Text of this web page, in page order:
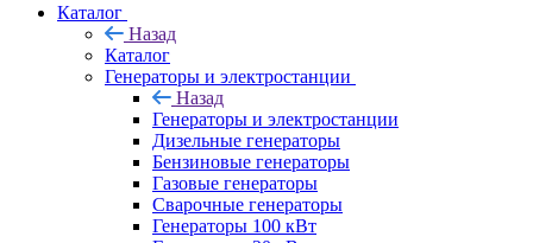
Каталог
Назад
Каталог
Генераторы и электростанции
Назад
Генераторы и электростанции
Дизельные генераторы
Бензиновые генераторы
Газовые генераторы
Сварочные генераторы
Генераторы 100 кВт